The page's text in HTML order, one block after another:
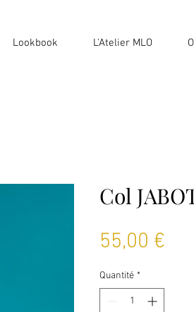
Lookbook L'Atelier MLO
Col
55,00 €
Quantité *